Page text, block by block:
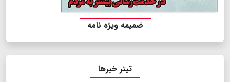
ضمیمه ویژه نامه
تیتر خبرها